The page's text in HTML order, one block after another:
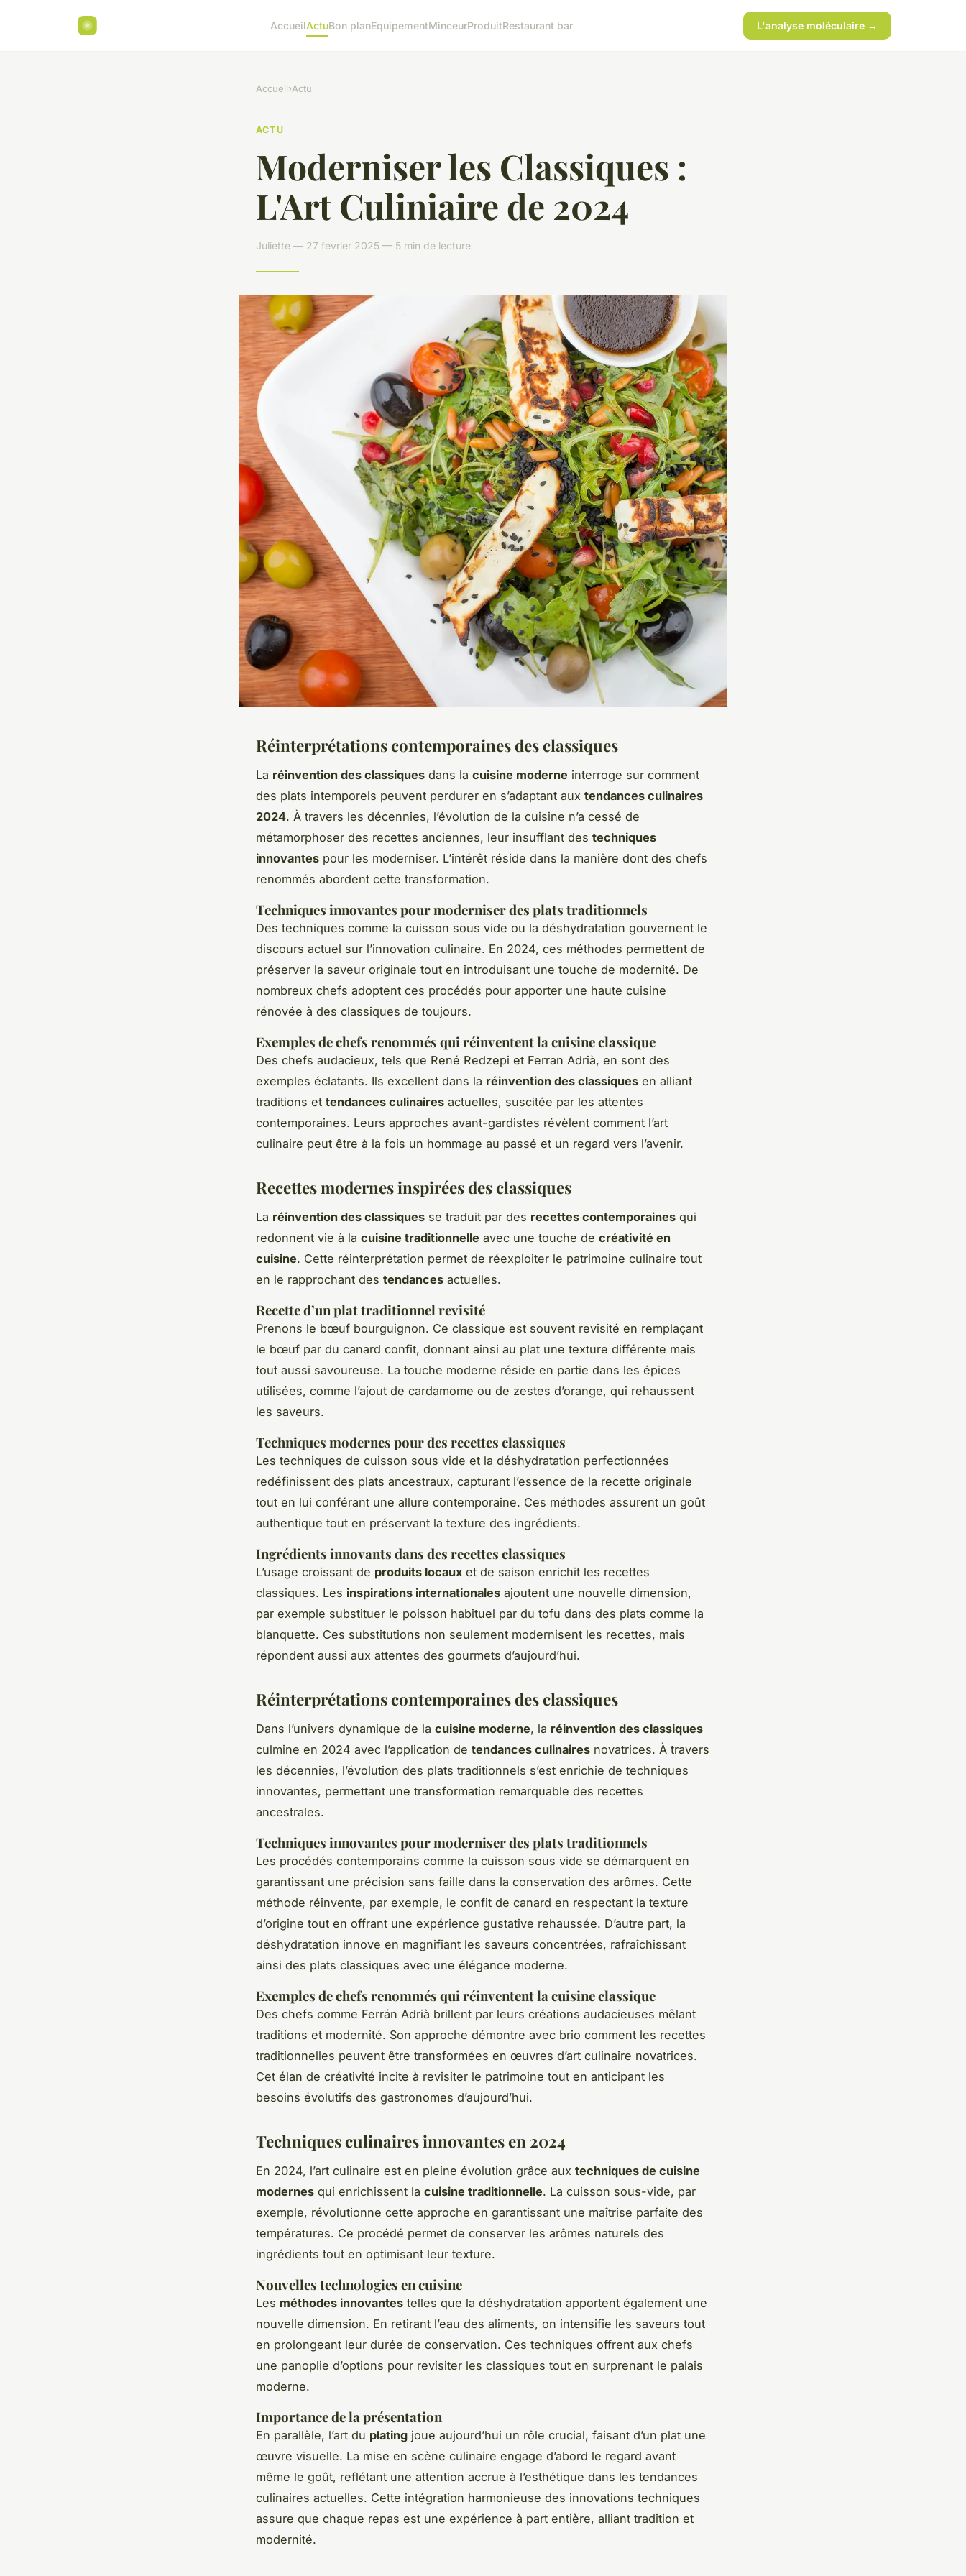
AccueilActuBon planEquipementMinceurProduitRestaurant bar L'analyse moléculaire →
Accueil›Actu
ACTU
Moderniser les Classiques :
L'Art Culiniaire de 2024
Juliette — 27 février 2025 — 5 min de lecture
Réinterprétations contemporaines des classiques
La réinvention des classiques dans la cuisine moderne interroge sur comment
des plats intemporels peuvent perdurer en s’adaptant aux tendances culinaires
2024. À travers les décennies, l’évolution de la cuisine n’a cessé de
métamorphoser des recettes anciennes, leur insufflant des techniques
innovantes pour les moderniser. L’intérêt réside dans la manière dont des chefs
renommés abordent cette transformation.
Techniques innovantes pour moderniser des plats traditionnels
Des techniques comme la cuisson sous vide ou la déshydratation gouvernent le
discours actuel sur l’innovation culinaire. En 2024, ces méthodes permettent de
préserver la saveur originale tout en introduisant une touche de modernité. De
nombreux chefs adoptent ces procédés pour apporter une haute cuisine
rénovée à des classiques de toujours.
Exemples de chefs renommés qui réinventent la cuisine classique
Des chefs audacieux, tels que René Redzepi et Ferran Adrià, en sont des
exemples éclatants. Ils excellent dans la réinvention des classiques en alliant
traditions et tendances culinaires actuelles, suscitée par les attentes
contemporaines. Leurs approches avant-gardistes révèlent comment l’art
culinaire peut être à la fois un hommage au passé et un regard vers l’avenir.
Recettes modernes inspirées des classiques
La réinvention des classiques se traduit par des recettes contemporaines qui
redonnent vie à la cuisine traditionnelle avec une touche de créativité en
cuisine. Cette réinterprétation permet de réexploiter le patrimoine culinaire tout
en le rapprochant des tendances actuelles.
Recette d’un plat traditionnel revisité
Prenons le bœuf bourguignon. Ce classique est souvent revisité en remplaçant
le bœuf par du canard confit, donnant ainsi au plat une texture différente mais
tout aussi savoureuse. La touche moderne réside en partie dans les épices
utilisées, comme l’ajout de cardamome ou de zestes d’orange, qui rehaussent
les saveurs.
Techniques modernes pour des recettes classiques
Les techniques de cuisson sous vide et la déshydratation perfectionnées
redéfinissent des plats ancestraux, capturant l’essence de la recette originale
tout en lui conférant une allure contemporaine. Ces méthodes assurent un goût
authentique tout en préservant la texture des ingrédients.
Ingrédients innovants dans des recettes classiques
L’usage croissant de produits locaux et de saison enrichit les recettes
classiques. Les inspirations internationales ajoutent une nouvelle dimension,
par exemple substituer le poisson habituel par du tofu dans des plats comme la
blanquette. Ces substitutions non seulement modernisent les recettes, mais
répondent aussi aux attentes des gourmets d’aujourd’hui.
Réinterprétations contemporaines des classiques
Dans l’univers dynamique de la cuisine moderne, la réinvention des classiques
culmine en 2024 avec l’application de tendances culinaires novatrices. À travers
les décennies, l’évolution des plats traditionnels s’est enrichie de techniques
innovantes, permettant une transformation remarquable des recettes
ancestrales.
Techniques innovantes pour moderniser des plats traditionnels
Les procédés contemporains comme la cuisson sous vide se démarquent en
garantissant une précision sans faille dans la conservation des arômes. Cette
méthode réinvente, par exemple, le confit de canard en respectant la texture
d’origine tout en offrant une expérience gustative rehaussée. D’autre part, la
déshydratation innove en magnifiant les saveurs concentrées, rafraîchissant
ainsi des plats classiques avec une élégance moderne.
Exemples de chefs renommés qui réinventent la cuisine classique
Des chefs comme Ferrán Adrià brillent par leurs créations audacieuses mêlant
traditions et modernité. Son approche démontre avec brio comment les recettes
traditionnelles peuvent être transformées en œuvres d’art culinaire novatrices.
Cet élan de créativité incite à revisiter le patrimoine tout en anticipant les
besoins évolutifs des gastronomes d’aujourd’hui.
Techniques culinaires innovantes en 2024
En 2024, l’art culinaire est en pleine évolution grâce aux techniques de cuisine
modernes qui enrichissent la cuisine traditionnelle. La cuisson sous-vide, par
exemple, révolutionne cette approche en garantissant une maîtrise parfaite des
températures. Ce procédé permet de conserver les arômes naturels des
ingrédients tout en optimisant leur texture.
Nouvelles technologies en cuisine
Les méthodes innovantes telles que la déshydratation apportent également une
nouvelle dimension. En retirant l’eau des aliments, on intensifie les saveurs tout
en prolongeant leur durée de conservation. Ces techniques offrent aux chefs
une panoplie d’options pour revisiter les classiques tout en surprenant le palais
moderne.
Importance de la présentation
En parallèle, l’art du plating joue aujourd’hui un rôle crucial, faisant d’un plat une
œuvre visuelle. La mise en scène culinaire engage d’abord le regard avant
même le goût, reflétant une attention accrue à l’esthétique dans les tendances
culinaires actuelles. Cette intégration harmonieuse des innovations techniques
assure que chaque repas est une expérience à part entière, alliant tradition et
modernité.